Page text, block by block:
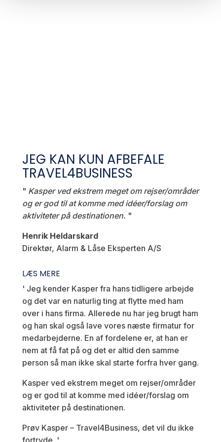
JEG KAN KUN AFBEFALE
TRAVEL4BUSINESS
" Kasper ved ekstrem meget om rejser/områder
og er god til at komme med idéer/forslag om
aktiviteter på destinationen. "
Henrik Heldarskard
Direktør, Alarm & Låse Eksperten A/S
LÆS MERE
' Jeg kender Kasper fra hans tidligere arbejde
og det var en naturlig ting at flytte med ham
over i hans firma. Allerede nu har jeg brugt ham
og han skal også lave vores næste firmatur for
medarbejderne. En af fordelene er, at han er
nem at få fat på og det er altid den samme
person så man ikke skal starte forfra hver gang.
Kasper ved ekstrem meget om rejser/områder
og er god til at komme med idéer/forslag om
aktiviteter på destinationen.
Prøv Kasper – Travel4Business, det vil du ikke
fortryde. '